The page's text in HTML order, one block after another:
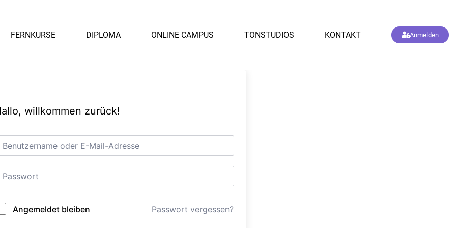
FERNKURSE DIPLOMA ONLINE CAMPUS TONSTUDIOS KONTAKT Anmelden
willkommen zurück!
Angemeldet bleiben Passwort vergessen?